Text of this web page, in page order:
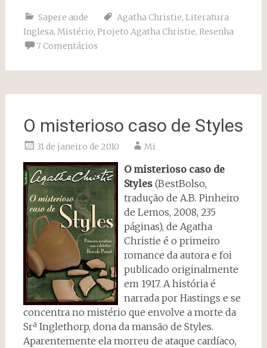
Sapere aude Agatha Christie, Literatura
Inglesa, Mistério, Projeto Agatha Christie, Resenha
7 Comentários
O misterioso caso de Styles
31 de janeiro de 2010 Mi
O misterioso caso de
Styles(BestBolso,
tradução de A.B. Pinheiro
de Lemos, 2008, 235
páginas), de Agatha
Christie é o primeiro
romance da autora e foi
publicado originalmente
em 1917. A história é
narrada por Hastings e se
concentra no mistério que envolve a morte da
Srª Inglethorp, dona da mansão de Styles.
Aparentemente ela morreu de ataque cardíaco,